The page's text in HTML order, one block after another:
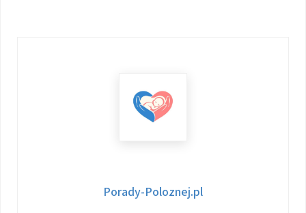
Porady-Poloznej.pl